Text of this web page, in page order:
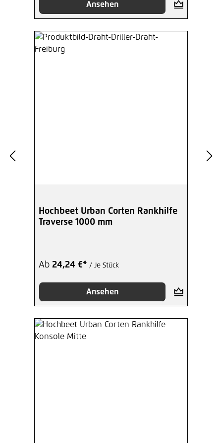
Ansehen
Hochbeet Urban Corten Rankhilfe
Traverse 1000 mm
Ab 24,24 €* / Je Stück
Ansehen